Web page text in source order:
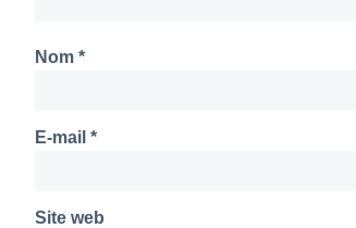
Nom *
E-mail *
Site web